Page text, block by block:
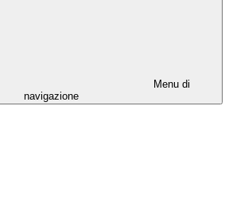
Menu di
navigazione